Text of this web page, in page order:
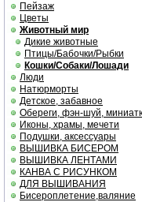
Пейзаж
Цветы
Животный мир
Дикие животные
Птицы/Бабочки/Рыбки
Кошки/Собаки/Лошади
Люди
Натюрморты
Детское, забавное
Обереги, фэн-шуй,
Иконы, храмы, мечети
Подушки, аксессуары
ВЫШИВКА БИСЕРОМ
ВЫШИВКА ЛЕНТАМИ
КАНВА С РИСУНКОМ
ДЛЯ ВЫШИВАНИЯ
Бисероплетение,валяние